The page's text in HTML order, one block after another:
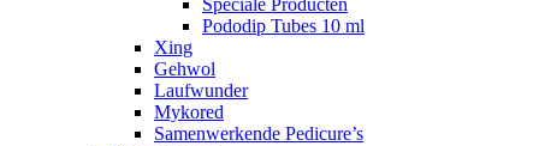
Pododip Tubes 10 ml
Xing
Gehwol
Laufwunder
Mykored
Samenwerkende Pedicure’s